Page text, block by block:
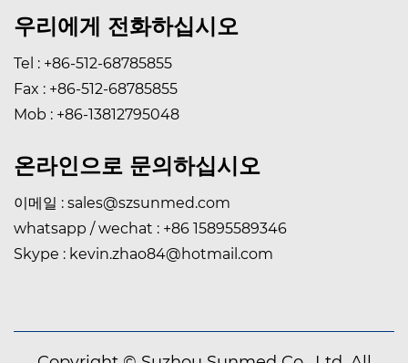
우리에게 전화하십시오
Tel : +86-512-68785855
Fax : +86-512-68785855
Mob : +86-13812795048
온라인으로 문의하십시오
이메일 : sales@szsunmed.com
whatsapp / wechat : +86 15895589346
Skype : kevin.zhao84@hotmail.com